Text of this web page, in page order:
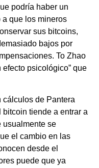
podría haber un
que los mineros
sus bitcoins,
bajos por
To Zhao
psicológico” que
cálculos de Pantera
tiende a entrar a
usualmente se
el cambio en las
desde el
puede que ya